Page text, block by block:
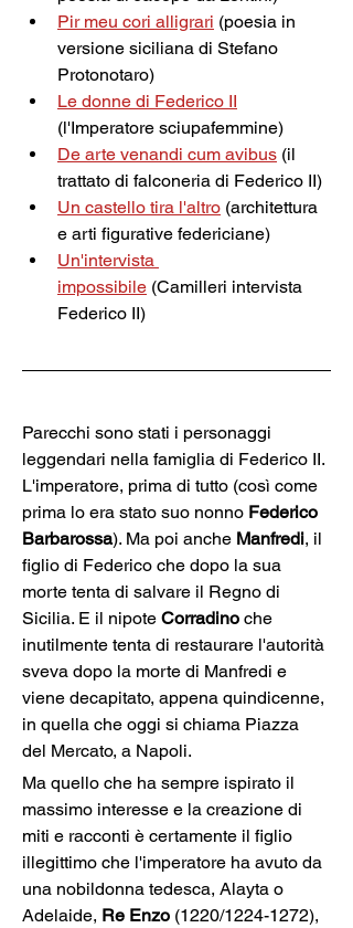
Pir meu cori alligrari (poesia in
versione siciliana di Stefano
Protonotaro)
Le donne di Federico II
(l'Imperatore sciupafemmine)
De arte venandi cum avibus (il
trattato di falconeria di Federico II)
Un castello tira l'altro (architettura
e arti figurative federiciane)
Un'intervista
impossibile (Camilleri intervista
Federico II)
Parecchi sono stati i personaggi
leggendari nella famiglia di Federico II.
L'imperatore, prima di tutto (così come
prima lo era stato suo nonno Federico
Barbarossa). Ma poi anche Manfredi, il
figlio di Federico che dopo la sua
morte tenta di salvare il Regno di
Sicilia. E il nipote Corradino che
inutilmente tenta di restaurare l'autorità
sveva dopo la morte di Manfredi e
viene decapitato, appena quindicenne,
in quella che oggi si chiama Piazza
del Mercato, a Napoli.
Ma quello che ha sempre ispirato il
massimo interesse e la creazione di
miti e racconti è certamente il figlio
illegittimo che l'imperatore ha avuto da
una nobildonna tedesca, Alayta o
Adelaide, Re Enzo (1220/1224-1272),